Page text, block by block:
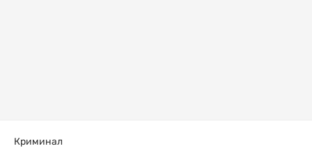
Криминал